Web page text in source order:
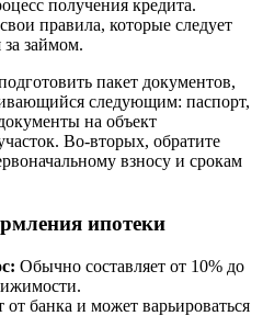
получения кредита.
правила, которые следует
займом.
пакет документов,
следующим: паспорт,
на объект
Во-вторых, обратите
взносу и срокам
ипотеки
Обычно составляет от 10% до
от банка и может варьироваться